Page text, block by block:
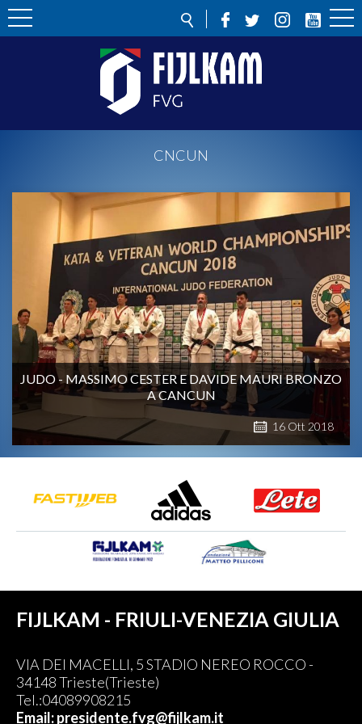
CNCUN
JUDO - MASSIMO CESTER E DAVIDE MAURI BRONZO
A CANCUN
16 Ott 2018
FIJLKAM - FRIULI-VENEZIA GIULIA
VIA DEI MACELLI, 5 STADIO NEREO ROCCO -
34148 Trieste(Trieste)
Tel.:04089908215
Email: presidente.fvg@fijlkam.it